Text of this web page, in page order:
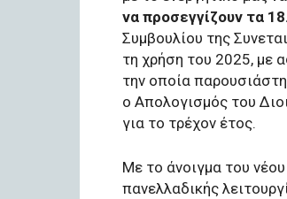
να προσεγγίζουν τα
Συμβουλίου της
τη χρήση του 2025, με
την οποία
ο Απολογισμός του
για το τρέχον έτος.
Με το άνοιγμα του
πανελλαδικής